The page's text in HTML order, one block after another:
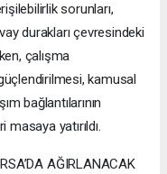
sorunları,
durakları çevresindeki
çalışma
kamusal
bağlantılarının
yatırıldı.
AĞIRLANACAK